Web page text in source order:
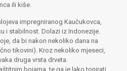
ili kiše.
impregniranog Kaučukovca,
i stabilnost. Dolazi iz Indonezije.
da bi nakon nekoliko dana na
tikovini). Kroz nekoliko mjeseci,
druga vrsta drveta.
bojama, te ga je lako tonirati.